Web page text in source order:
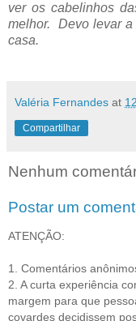
ver os cabelinhos
melhor. Devo levar a
casa.
Valéria Fernandes at
Compartilhar
Nenhum
Postar um
ATENÇÃO:
1. Comentários
2. A curta experiência
margem para que
covardes decidissem